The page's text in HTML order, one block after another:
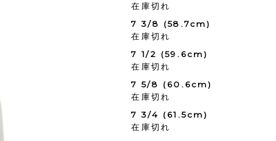
在庫切れ
7 3/8 (58.7cm)
在庫切れ
7 1/2 (59.6cm)
在庫切れ
7 5/8 (60.6cm)
在庫切れ
7 3/4 (61.5cm)
在庫切れ